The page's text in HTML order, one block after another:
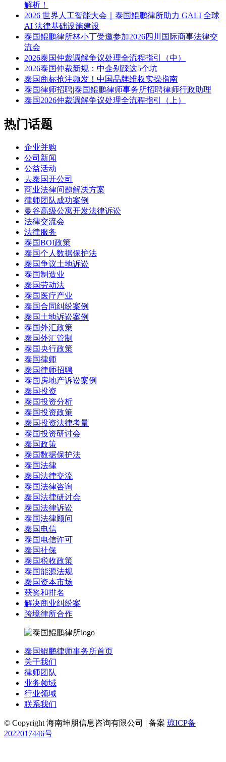
解析！
2026 世界人工智能大会｜泰国鲲鹏律所助力 GALI 全球
AI 法律基础设施建设
泰国鲲鹏律所林小丁受邀参加2026四川国际商事法律交
流会
2026泰国仲裁调解争议处理全流程指引（中）
2026泰国仲裁新规：中企别踩这5个坑
泰国商标抢注频发！中国品牌维权实操指南
泰国律师招聘|泰国鲲鹏律师事务所招聘律师行政助理
泰国2026仲裁调解争议处理全流程指引（上）
热门话题
企业并购
公司新闻
公益活动
去泰国开公司
商业法律问题解决方案
律师团队成功案例
曼谷高级公寓开发法律诉讼
法律交流会
法律服务
泰国BOI政策
泰国个人数据保护法
泰国争议土地诉讼
泰国制造业
泰国劳动法
泰国医疗产业
泰国合同纠纷案例
泰国土地诉讼案例
泰国外汇政策
泰国外汇管制
泰国央行政策
泰国律师
泰国律师招聘
泰国房地产诉讼案例
泰国投资
泰国投资分析
泰国投资政策
泰国投资法律考量
泰国投资研讨会
泰国政策
泰国数据保护法
泰国法律
泰国法律交流
泰国法律咨询
泰国法律研讨会
泰国法律诉讼
泰国法律顾问
泰国电信
泰国电信许可
泰国社保
泰国税收政策
泰国能源法规
泰国资本市场
获奖和排名
解决商业纠纷案
跨境律所合作
泰国鲲鹏律师事务所首页
关于我们
律师团队
业务领域
行业领域
联系我们
© Copyright 海南坤朋信息咨询有限公司 | 备案 琼ICP备
2022017446号